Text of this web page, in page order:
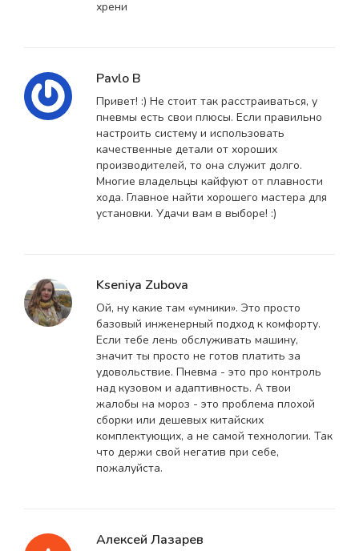
хрени
Pavlo B
Привет! :) Не стоит так расстраиваться, у
пневмы есть свои плюсы. Если правильно
настроить систему и использовать
качественные детали от хороших
производителей, то она служит долго.
Многие владельцы кайфуют от плавности
хода. Главное найти хорошего мастера для
установки. Удачи вам в выборе! :)
Kseniya Zubova
Ой, ну какие там «умники». Это просто
базовый инженерный подход к комфорту.
Если тебе лень обслуживать машину,
значит ты просто не готов платить за
удовольствие. Пневма - это про контроль
над кузовом и адаптивность. А твои
жалобы на мороз - это проблема плохой
сборки или дешевых китайских
комплектующих, а не самой технологии. Так
что держи свой негатив при себе,
пожалуйста.
Алексей Лазарев